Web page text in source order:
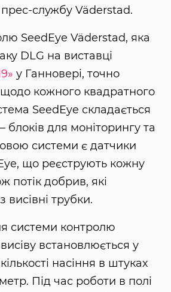
службу Väderstad.
SeedEye Väderstad, яка
DLG на виставці
у Ганновері, точно
щодо кожного квадратного
SeedEye складається
блоків для моніторингу та
системи є датчики
що реєструють кожну
потік добрив, які
висівні трубки.
системи контролю
встановлюється у
насіння в штуках
Під час роботи в полі